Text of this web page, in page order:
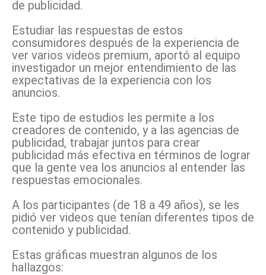
de publicidad.
Estudiar las respuestas de estos
consumidores después de la experiencia de
ver varios videos premium, aportó al equipo
investigador un mejor entendimiento de las
expectativas de la experiencia con los
anuncios.
Este tipo de estudios les permite a los
creadores de contenido, y a las agencias de
publicidad, trabajar juntos para crear
publicidad más efectiva en términos de lograr
que la gente vea los anuncios al entender las
respuestas emocionales.
A los participantes (de 18 a 49 años), se les
pidió ver videos que tenían diferentes tipos de
contenido y publicidad.
Estas gráficas muestran algunos de los
hallazgos: